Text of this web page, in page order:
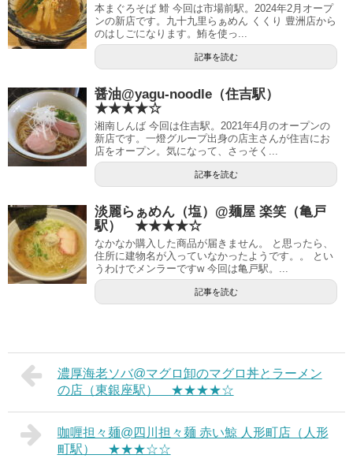
本まぐろそば 䱻 今回は市場前駅。2024年2月オープ
ンの新店です。九十九里らぁめん くくり 豊洲店から
のはしごになります。鮪を使っ...
記事を読む
醤油@yagu-noodle（住吉駅）
★★★★☆
湘南しんば 今回は住吉駅。2021年4月のオープンの
新店です。一燈グループ出身の店主さんが住吉にお
店をオープン。気になって、さっそく...
記事を読む
淡麗らぁめん（塩）@麺屋 楽笑（亀戸
駅） ★★★★☆
なかなか購入した商品が届きません。 と思ったら、
住所に建物名が入っていなかったようです。。 とい
うわけでメンラーですw 今回は亀戸駅。...
記事を読む
濃厚海老ソバ@マグロ卸のマグロ丼とラーメン
の店（東銀座駅） ★★★★☆
咖喱担々麺@四川担々麺 赤い鯨 人形町店（人形
町駅） ★★★☆☆